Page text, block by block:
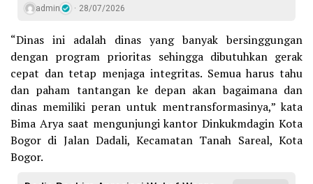
admin 28/07/2026
“Dinas ini adalah dinas yang banyak bersinggungan
dengan program prioritas sehingga dibutuhkan gerak
cepat dan tetap menjaga integritas. Semua harus tahu
dan paham tantangan ke depan akan bagaimana dan
dinas memiliki peran untuk mentransformasinya,” kata
Bima Arya saat mengunjungi kantor Dinkukmdagin Kota
Bogor di Jalan Dadali, Kecamatan Tanah Sareal, Kota
Bogor.